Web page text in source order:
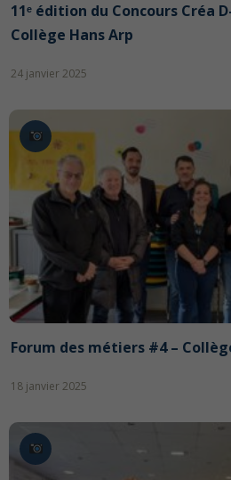
11ᵉ édition du Concours Créa
Collège Hans Arp
24 janvier 2025
Forum des métiers #4 –
18 janvier 2025